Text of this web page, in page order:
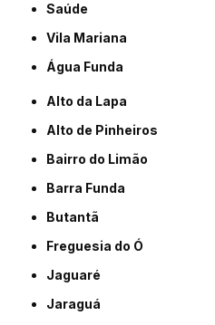
Saúde
Vila Mariana
Água Funda
Alto da Lapa
Alto de Pinheiros
Bairro do Limão
Barra Funda
Butantã
Freguesia do Ó
Jaguaré
Jaraguá